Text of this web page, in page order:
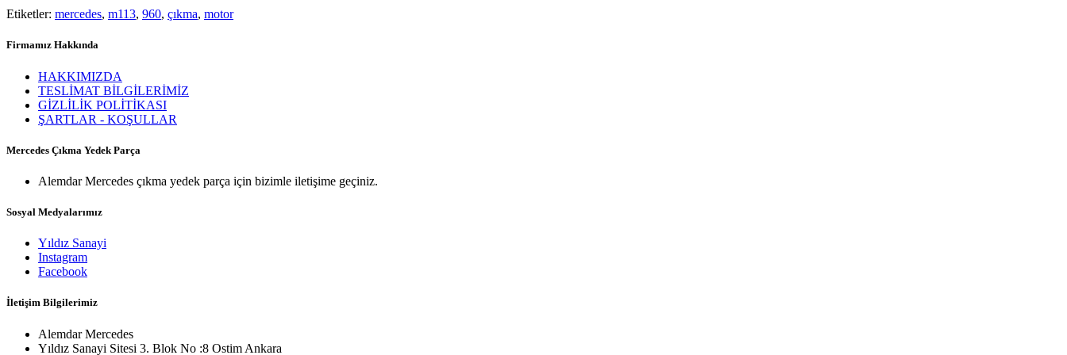
Etiketler: mercedes, m113, 960, çıkma, motor
Firmamız Hakkında
HAKKIMIZDA
TESLİMAT BİLGİLERİMİZ
GİZLİLİK POLİTİKASI
ŞARTLAR - KOŞULLAR
Mercedes Çıkma Yedek Parça
Alemdar Mercedes çıkma yedek parça için bizimle iletişime geçiniz.
Sosyal Medyalarımız
Yıldız Sanayi
Instagram
Facebook
İletişim Bilgilerimiz
Alemdar Mercedes
Yıldız Sanayi Sitesi 3. Blok No :8 Ostim Ankara